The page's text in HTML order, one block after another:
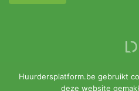
Huurdersplatform.be gebruikt
deze website